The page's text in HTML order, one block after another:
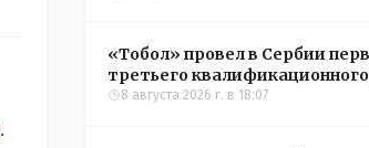
.
«Тобол» провел в Сербии
третьего
конференций УЕФА
8 августа 2026 г. в 18:07